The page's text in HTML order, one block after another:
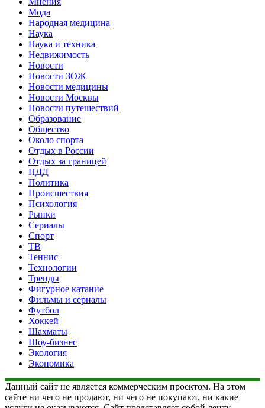
Мода
Народная медицина
Наука
Наука и техника
Недвижимость
Новости
Новости ЗОЖ
Новости медицины
Новости Москвы
Новости путешествий
Образование
Общество
Около спорта
Отдых в России
Отдых за границей
ПДД
Политика
Происшествия
Психология
Рынки
Сериалы
Спорт
ТВ
Теннис
Технологии
Тренды
Фигурное катание
Фильмы и сериалы
Футбол
Хоккей
Шахматы
Шоу-бизнес
Экология
Экономика
Данный сайт не является коммерческим проектом. На этом
сайте ни чего не продают, ни чего не покупают, ни какие